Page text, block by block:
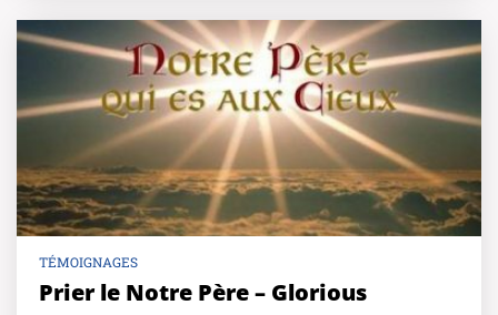
TÉMOIGNAGES
Prier le Notre Père – Glorious